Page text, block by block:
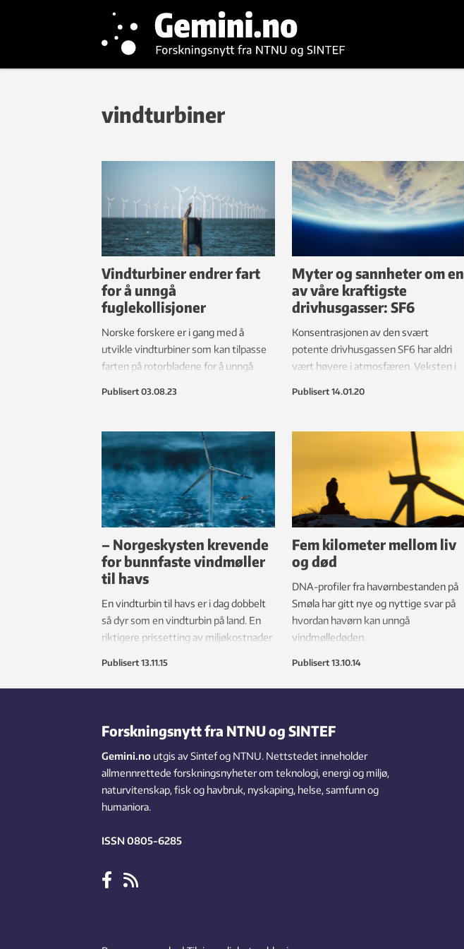
vindturbiner
Vindturbiner endrer fart
for å unngå
fuglekollisjoner
Norske forskere er i gang med å
utvikle vindturbiner som kan tilpasse
farten på rotorbladene for å unngå
Publisert 03.08.23
Myter og sannheter om en
av våre kraftigste
drivhusgasser: SF6
Konsentrasjonen av den svært
potente drivhusgassen SF6 har aldri
vært høyere i atmosfæren. Veksten i
Publisert 14.01.20
– Norgeskysten krevende
for bunnfaste vindmøller
til havs
En vindturbin til havs er i dag dobbelt
så dyr som en vindturbin på land. En
riktigere prissetting av miljøkostnader
Publisert 13.11.15
Fem kilometer mellom liv
og død
DNA-profiler fra havørnbestanden på
Smøla har gitt nye og nyttige svar på
hvordan havørn kan unngå
vindmølledøden.
Publisert 13.10.14
Forskningsnytt fra NTNU og SINTEF
Gemini.no utgis av Sintef og NTNU. Nettstedet inneholder
allmennrettede forskningsnyheter om teknologi, energi og miljø,
naturvitenskap, fisk og havbruk, nyskaping, helse, samfunn og
humaniora.
ISSN 0805-6285